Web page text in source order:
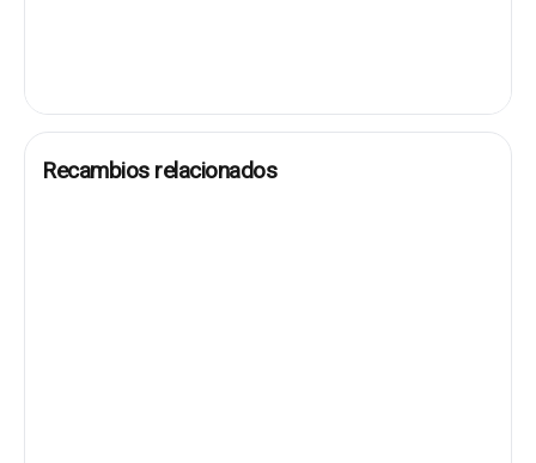
Recambios relacionados